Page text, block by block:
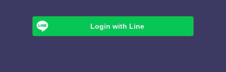
Login with Line